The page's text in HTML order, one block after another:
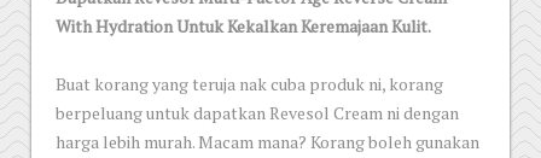
With Hydration Untuk Kekalkan Keremajaan Kulit.
Buat korang yang teruja nak cuba produk ni, korang
berpeluang untuk dapatkan Revesol Cream ni dengan
harga lebih murah. Macam mana? Korang boleh gunakan